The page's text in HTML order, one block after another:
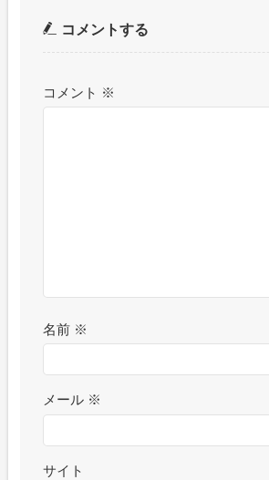
コメントする
コメント ※
名前 ※
メール ※
サイト